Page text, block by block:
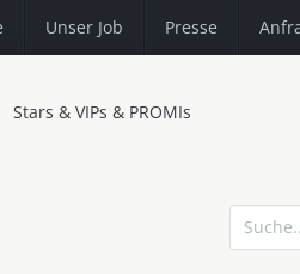
Unser Job Presse
Stars & VIPs & PROMIs